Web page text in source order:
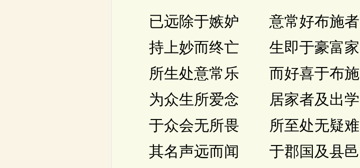
已远除于嫉妒 意常好布施者
持上妙而终亡 生即于豪富家
所生处意常乐 而好喜于布施
为众生所爱念 居家者及出学
于众会无所畏 所至处无疑难
其名声远而闻 于郡国及县邑